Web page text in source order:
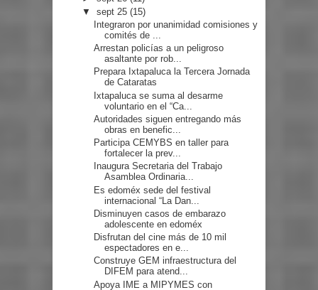
▼sept 25(15)
Integraron por unanimidad comisiones y
comités de ...
Arrestan policías a un peligroso
asaltante por rob...
Prepara Ixtapaluca la Tercera Jornada
de Cataratas
Ixtapaluca se suma al desarme
voluntario en el “Ca...
Autoridades siguen entregando más
obras en benefic...
Participa CEMYBS en taller para
fortalecer la prev...
Inaugura Secretaria del Trabajo
Asamblea Ordinaria...
Es edoméx sede del festival
internacional “La Dan...
Disminuyen casos de embarazo
adolescente en edoméx
Disfrutan del cine más de 10 mil
espectadores en e...
Construye GEM infraestructura del
DIFEM para atend...
Apoya IME a MIPYMES con